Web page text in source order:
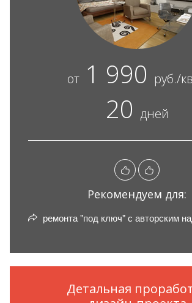
от1 990 руб./
20 дней
Рекомендуем для:
ремонта "под ключ" с авторским
Детальная